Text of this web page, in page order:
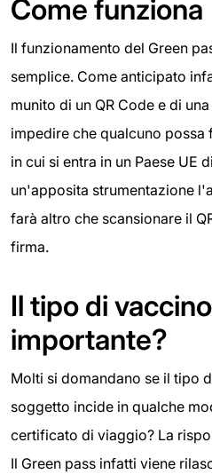
Come funziona
Il funzionamento del Green
semplice. Come anticipato
munito di un QR Code e di
impedire che qualcuno
in cui si entra in un Paese UE
un'apposita strumentazione
farà altro che scansionare il
firma.
Il tipo di
importante?
Molti si domandano se il tipo
soggetto incide in qualche
certificato di viaggio? La
Il Green pass infatti viene